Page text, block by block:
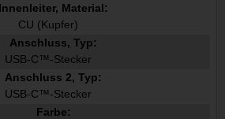
Innenleiter, Material:
CU (Kupfer)
Anschluss, Typ:
USB-C™-Stecker
Anschluss 2, Typ:
USB-C™-Stecker
Farbe: